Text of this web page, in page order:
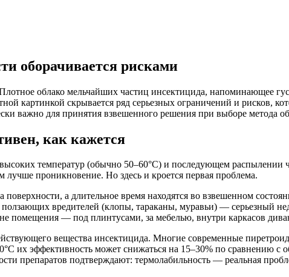
оборачивается рисками
облако мельчайших частиц инсектицида, напоминающее
картинкой скрывается ряд серьезных ограничений и рисков,
важно для принятия взвешенного решения при выборе метода
как кажется
температур (обычно 50–60°C) и последующем распылении
проникновение. Но здесь и кроется первая проблема.
а длительное время находятся во взвешенном
вредителей (клопы, тараканы, муравьи) — серьезный
помещения — под плинтусами, за мебелью, внутри каркасов
вещества инсектицида. Многие современные
их эффективность может снижаться на 15–30% по сравнению с
препаратов подтверждают: термолабильность — реальная